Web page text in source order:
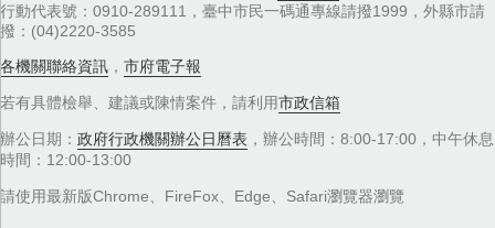
行動代表號：0910-289111，臺中市民一碼通專線請撥1999，外縣市請
撥：(04)2220-3585
各機關聯絡資訊 ， 市府電子報
若有具體檢舉、建議或陳情案件，請利用市政信箱
辦公日期： 政府行政機關辦公日曆表 ，辦公時間：8:00-17:00，中午休息
時間：12:00-13:00
請使用最新版Chrome、FireFox、Edge、Safari瀏覽器瀏覽